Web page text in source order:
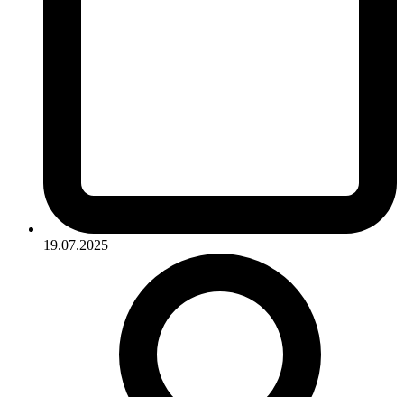
19.07.2025